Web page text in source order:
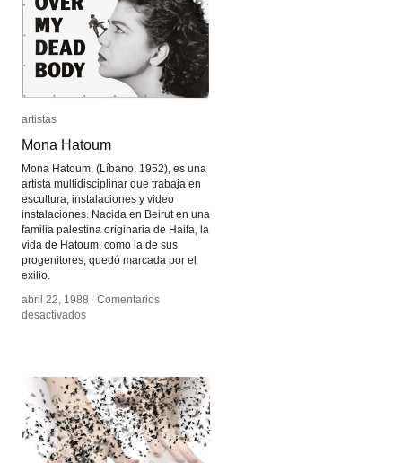
artistas
Mona Hatoum
Mona Hatoum, (Líbano, 1952), es una
artista multidisciplinar que trabaja en
escultura, instalaciones y video
instalaciones. Nacida en Beirut en una
familia palestina originaria de Haifa, la
vida de Hatoum, como la de sus
progenitores, quedó marcada por el
exilio.
abril 22, 1988 / Comentarios
desactivadosen
artistas
Mona Hatoum
abril 22, 1988 / Comentarios
desactivadosen